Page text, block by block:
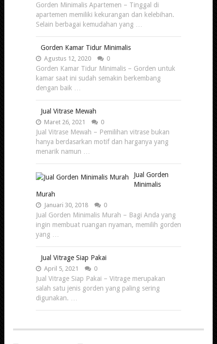
Gorden Minimalis Apartemen – Tinggal di
apartemen memiliki kekurangan dan kelebihan.
Selain berbagai kemudahan yang …
Gorden Kamar Tidur Minimalis
Agustus 12, 2020 0
Gorden Kamar Tidur Minimalis – Gorden untuk
kamar saat ini sudah semakin berkembang
dengan baik …
Jual Vitrase Mewah
Maret 26, 2021 0
Jual Vitrase Mewah – Pemilihan vitrase bukan
hanya berdasarkan motif dan harganya yang
menarik namun …
Jual Gorden
Minimalis
Murah
Januari 30, 2018 0
Jual Gorden Minimalis Murah – Bagi Anda yang
ingin membuat ruangan nyaman, memilih gorden
yang …
Jual Vitrage Siap Pakai
April 5, 2021 0
Jual Vitrage Siap Pakai – Vitrage merupakan
salah satu jenis gorden yang paling sering
digunakan. …